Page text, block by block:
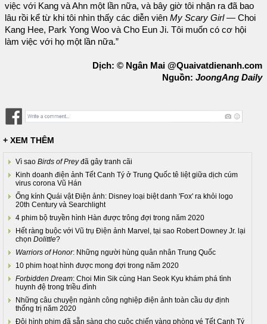
việc với Kang và Ahn một lần nữa, và bây giờ tôi nhận ra đã bao
lâu rồi kể từ khi tôi nhìn thấy các diễn viên My Scary Girl— Choi
Kang Hee, Park Yong Woo và Cho Eun Ji. Tôi muốn có cơ hội
làm việc với họ một lần nữa.”
Dịch: © Ngân Mai @Quaivatdienanh.com
Nguồn: JoongAng Daily
+ XEM THÊM
Vì sao Birds of Preyđã gây tranh cãi
Kinh doanh điện ảnh Tết Canh Tý ở Trung Quốc tê liệt giữa dịch cúm
virus corona Vũ Hán
Ống kính Quái vật Điện ảnh: Disney loại biệt danh 'Fox' ra khỏi logo
20th Century và Searchlight
4 phim bộ truyền hình Hàn được trông đợi trong năm 2020
Hết ràng buộc với Vũ trụ Điện ảnh Marvel, tại sao Robert Downey Jr. lại
chọn Dolittle?
Warriors of Honor: Những người hùng quân nhân Trung Quốc
10 phim hoạt hình được mong đợi trong năm 2020
Forbidden Dream: Choi Min Sik cùng Han Seok Kyu khám phá tình
huynh đệ trong triều đình
Những câu chuyện ngành công nghiệp điện ảnh toàn cầu dự định
thống trị năm 2020
Đội hình phim đã sẵn sàng cho cuộc chiến vàng phòng vé Tết Canh Tý